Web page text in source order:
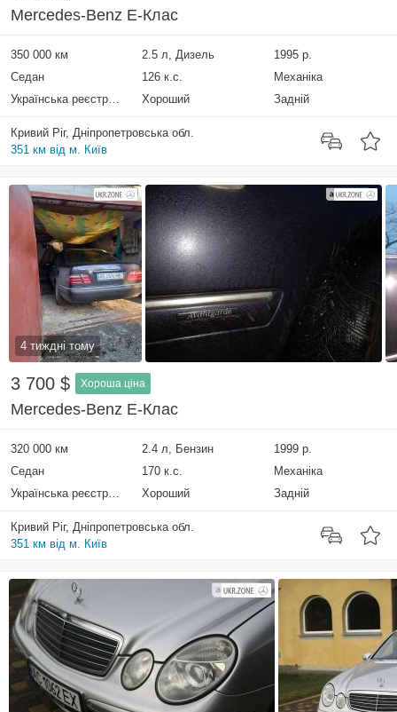
Mercedes-Benz E-Клас
350 000 км 2.5 л, Дизель
1995 р.
Седан
126 к.с.
Механіка
Українська реєстрація
Хороший Задній
Кривий Ріг, Дніпропетровська обл.
351 км від м. Київ
4 тиждні тому
3 700 $ Хороша ціна
Mercedes-Benz E-Клас
320 000 км 2.4 л, Бензин
1999 р.
Седан
170 к.с.
Механіка
Українська реєстрація
Хороший Задній
Кривий Ріг, Дніпропетровська обл.
351 км від м. Київ